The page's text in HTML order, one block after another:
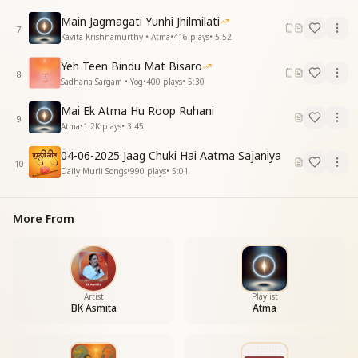
हे आत्मन
ऐसा न हो की काल कोई खेल ऐसा खेल ले
तेरी प्रजा तुझसे बगावत फिर नया कोई छेड दे
फिर नया कोई छेड दे
पहरा लगा रख सावधानी चित्त पर अपनी
हे आत्मन अंतर की निगरानी तू कर अपनी
राजन तनिक तू राजधानी देख ले अपनी
हो योग युक्त कर दे काया रोगमुक्त अपनी
राजन तनिक तू राजधानी देख ले अपनी
हे आत्मन
–-----------------------------------------
7
Main Jagmagati Yunhi Jhilmilati
Kavita Krishnamurthy • Atma•416 plays• 5:52
8
Yeh Teen Bindu Mat Bisaro
Sadhana Sargam • Yog•400 plays• 5:30
9
Mai Ek Atma Hu Roop Ruhani
Atma•1.2K plays• 3:45
10
04-06-2025 Jaag Chuki Hai Aatma Sajaniya
Daily Murli Songs•990 plays• 5:01
More From
Artist
BK Asmita
Playlist
Atma